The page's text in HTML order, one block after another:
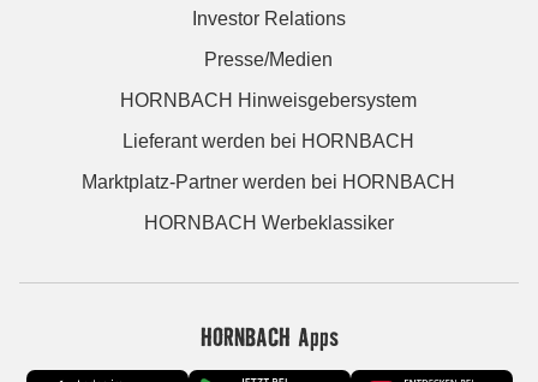
Investor Relations
Presse/Medien
HORNBACH Hinweisgebersystem
Lieferant werden bei HORNBACH
Marktplatz-Partner werden bei HORNBACH
HORNBACH Werbeklassiker
HORNBACH Apps